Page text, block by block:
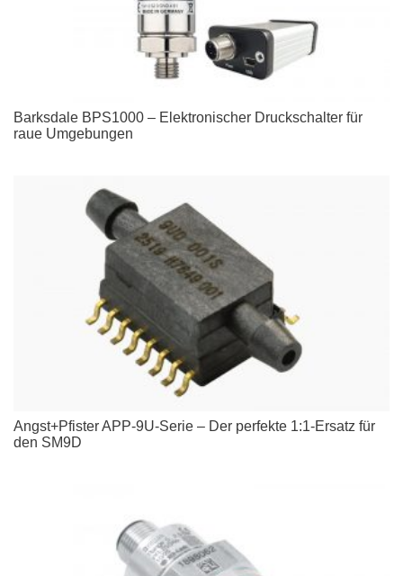
Barksdale BPS1000 – Elektronischer Druckschalter für
raue Umgebungen
Angst+Pfister APP-9U-Serie – Der perfekte 1:1-Ersatz für
den SM9D